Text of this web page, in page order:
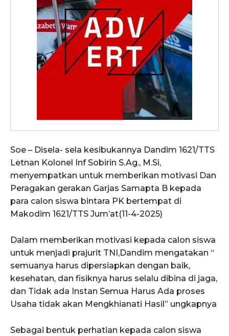
Soe – Disela- sela kesibukannya Dandim 1621/TTS
Letnan Kolonel Inf Sobirin S.Ag., M.Si,
menyempatkan untuk memberikan motivasi Dan
Peragakan gerakan Garjas Samapta B kepada
para calon siswa bintara PK bertempat di
Makodim 1621/TTS Jum’at(11-4-2025)
Dalam memberikan motivasi kepada calon siswa
untuk menjadi prajurit TNI,Dandim mengatakan “
semuanya harus dipersiapkan dengan baik,
kesehatan, dan fisiknya harus selalu dibina di jaga,
dan Tidak ada Instan Semua Harus Ada proses
Usaha tidak akan Mengkhianati Hasil” ungkapnya
Sebagai bentuk perhatian kepada calon siswa